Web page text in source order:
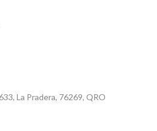
La Pradera, 76269, QRO